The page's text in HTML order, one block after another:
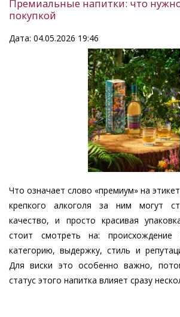
Премиальные напитки: что
покупкой
Дата: 04.05.2026 19:46
Что означает слово «премиум» на
крепкого алкоголя за ним могут
качество, и просто красивая
стоит смотреть на: происхождение
категорию, выдержку, стиль и
Для виски это особенно важно,
статус этого напитка влияет сразу